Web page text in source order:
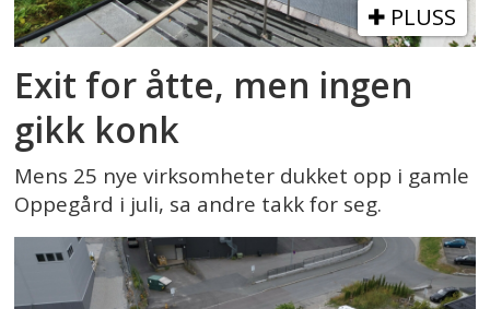
PLUSS
Exit for åtte, men ingen
gikk konk
Mens 25 nye virksomheter dukket opp i gamle
Oppegård i juli, sa andre takk for seg.